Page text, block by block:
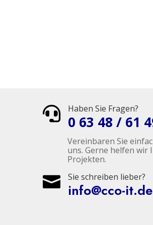
 Haben Sie Fragen?
0 63 48 / 61
Vereinbaren Sie
uns. Gerne helfen wir
Projekten.
 Sie schreiben lieber?
info@cco-it.de